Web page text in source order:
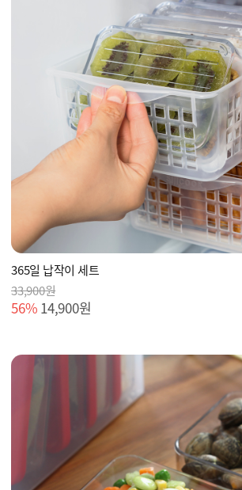
365일 납작이 세트
33,900원
56% 14,900원